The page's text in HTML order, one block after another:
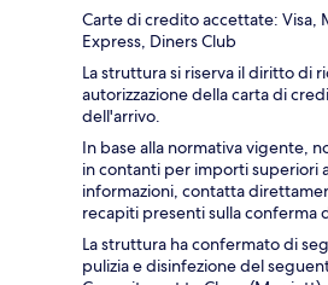
Carte di credito accettate: Visa,
Express, Diners Club
La struttura si riserva il diritto di
autorizzazione della carta di
dell'arrivo.
In base alla normativa vigente,
in contanti per importi superiori
informazioni, contatta
recapiti presenti sulla conferma
La struttura ha confermato di
pulizia e disinfezione del